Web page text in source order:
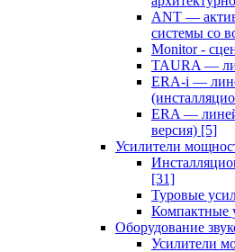
ANT —
системы со
Monitor -
TAURA —
ERA-i —
ERA —
версия) [5]
Усилители
[31]
Туровые
Компактные
Оборудование
Усилители